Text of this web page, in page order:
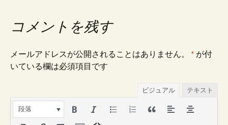
ナ
ビ
ゲ
ー
コメントを残す
メールアドレスが公開されることはありません。 * が付
いている欄は必須項目です
ビジュアル テキスト
段落